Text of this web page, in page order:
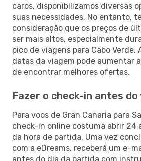
caros, disponibilizamos diversas
suas necessidades. No entanto,
consideração que os preços de
ser mais altos, especialmente
pico de viagens para Cabo Verde.
datas da viagem pode aumentar
de encontrar melhores ofertas.
Fazer o check-in antes do
Para voos de Gran Canaria para
check-in online costuma abrir 24
da hora de partida. Uma vez
com a eDreams, receberá um e-